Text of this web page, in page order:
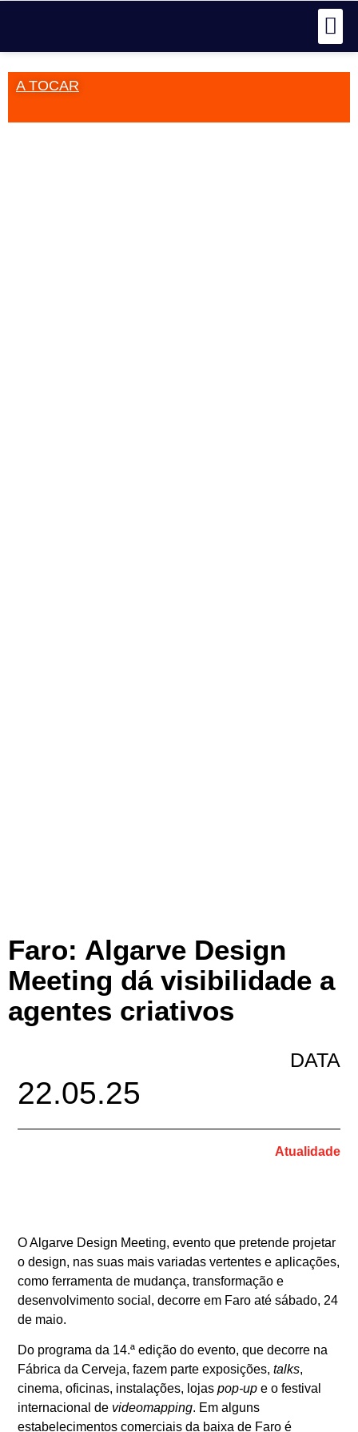
A TOCAR
Faro: Algarve Design
Meeting dá visibilidade a
agentes criativos
DATA
22.05.25
Atualidade
O Algarve Design Meeting, evento que pretende projetar
o design, nas suas mais variadas vertentes e aplicações,
como ferramenta de mudança, transformação e
desenvolvimento social, decorre em Faro até sábado, 24
de maio.
Do programa da 14.ª edição do evento, que decorre na
Fábrica da Cerveja, fazem parte exposições,talks,
cinema, oficinas, instalações, lojaspop-upe o festival
internacional de videomapping. Em alguns
estabelecimentos comerciais da baixa de Faro é